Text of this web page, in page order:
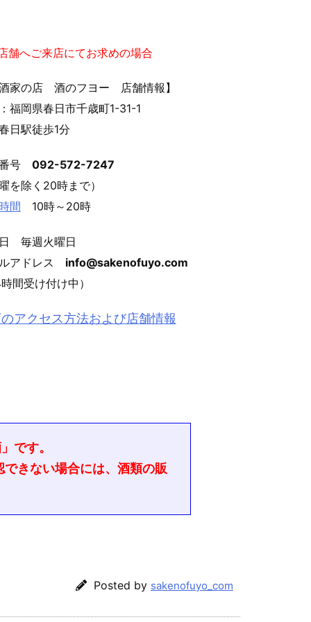
舗へご来店にてお求めの場合
酒家の店 酒のフヨー 店舗情報】
福岡県春日市千歳町1-31-1
日駅徒歩1分
号 092-572-7247
曜を除く20時まで）
間 10時～20時
毎週火曜日
アドレス info@sakenofuyo.com
時間受け付け中）
アクセス方法および店舗情報
です。
きない場合には、酒類の販
Posted by sakenofuyo_com